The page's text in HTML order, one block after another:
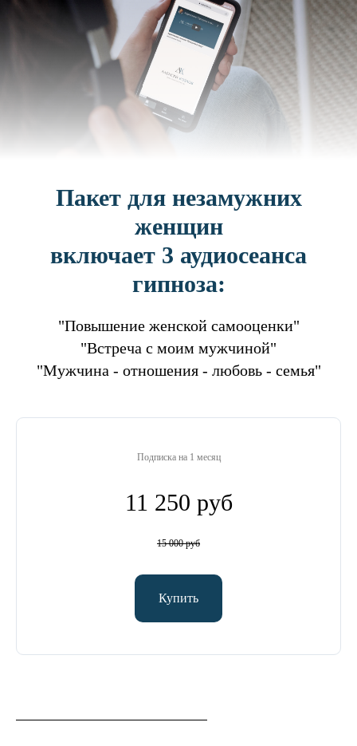
Пакет для незамужних
женщин
включает 3 аудиосеанса
гипноза:
"Повышение женской самооценки"
"Встреча с моим мужчиной"
"Мужчина - отношения - любовь - семья"
Подписка на 1 месяц
11 250 руб
15 000 руб
Купить